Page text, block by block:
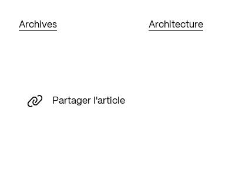
Archives Architecture
Partager l'article